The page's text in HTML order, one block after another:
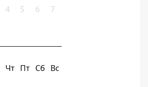
4 5 6 7
Чт Пт Сб Вс